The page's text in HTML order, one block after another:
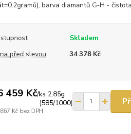
barva diamantů G-H -
Skladem
před slevou
34 378 Kč
459 Kč/ks 2.85g
(585/1000)
Kč bez DPH